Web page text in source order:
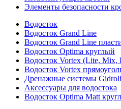
Элементы безопасности
Водосток
Водосток Grand Line
Водосток Grand Line
Водосток Optima круглый
Водосток Vortex (Lite, Mix,
Водосток Vortex
Дренажные системы
Аксессуары для водостока
Водосток Optima Matt